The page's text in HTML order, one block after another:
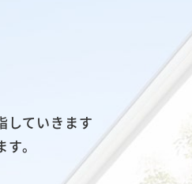
していきます
。